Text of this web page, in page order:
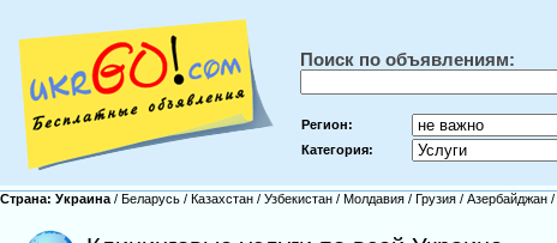
Поиск по объявлениям:
Регион:
Категория:
Страна: Украина / Беларусь / Казахстан / Узбекистан / Молдавия / Грузия / Азербайджан /